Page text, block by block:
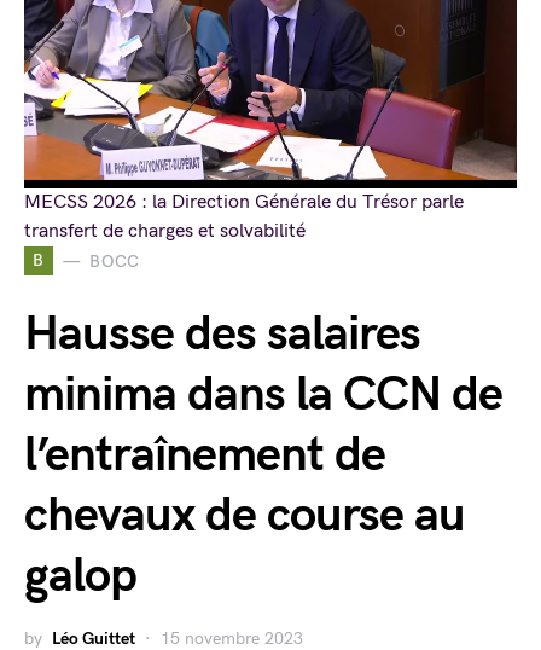
B BOCC
Hausse des salaires
minima dans la CCN de
l’entraînement de
chevaux de course au
galop
by Léo Guittet 15 novembre 2023
MECSS 2026 : la Direction Générale du Trésor parle
transfert de charges et solvabilité